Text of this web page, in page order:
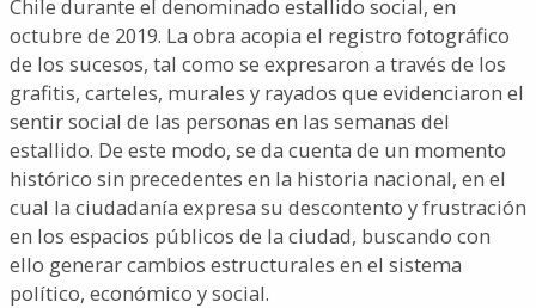
Chile durante el denominado estallido social, en
octubre de 2019. La obra acopia el registro fotográfico
de los sucesos, tal como se expresaron a través de los
grafitis, carteles, murales y rayados que evidenciaron el
sentir social de las personas en las semanas del
estallido. De este modo, se da cuenta de un momento
histórico sin precedentes en la historia nacional, en el
cual la ciudadanía expresa su descontento y frustración
en los espacios públicos de la ciudad, buscando con
ello generar cambios estructurales en el sistema
político, económico y social.